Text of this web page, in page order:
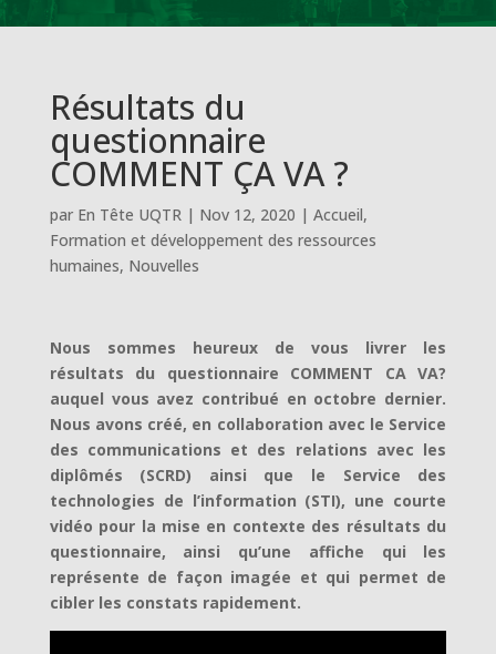
Résultats du
questionnaire
COMMENT ÇA VA ?
par En Tête UQTR| Nov 12, 2020 | Accueil,
Formation et développement des ressources
humaines, Nouvelles
Nous sommes heureux de vous livrer les
résultats du questionnaire COMMENT CA VA?
auquel vous avez contribué en octobre dernier.
Nous avons créé, en collaboration avec le Service
des communications et des relations avec les
diplômés (SCRD) ainsi que le Service des
technologies de l’information (STI), une courte
vidéo pour la mise en contexte des résultats du
questionnaire, ainsi qu’une affiche qui les
représente de façon imagée et qui permet de
cibler les constats rapidement.